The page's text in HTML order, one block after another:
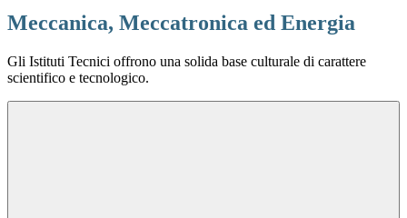
Meccanica, Meccatronica ed Energia
Gli Istituti Tecnici offrono una solida base culturale di carattere
scientifico e tecnologico.